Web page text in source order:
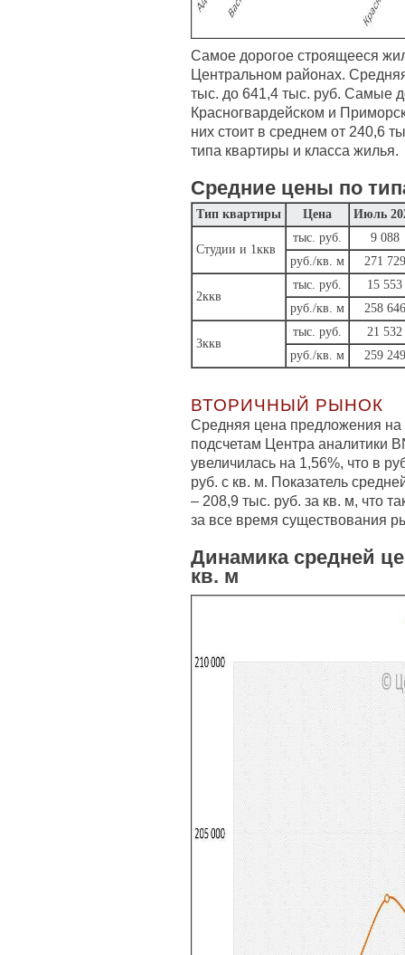
Самое дорогое строящееся
Центральном районах.
тыс. до 641,4 тыс. руб. Самые
Красногвардейском и
них стоит в среднем от 240,6
типа квартиры и класса жилья.
Средние цены по
Тип квартиры Цена Июль
Студии и 1ккв
тыс. руб.
9 088
руб./кв. м
271 729
2ккв
тыс. руб.
15 553
руб./кв. м
258 646
3ккв
тыс. руб.
21 532
руб./кв. м
259 249
ВТОРИЧНЫЙ РЫНОК
Средняя цена предложения на
подсчетам Центра аналитики
увеличилась на 1,56%, что в
руб. с кв. м. Показатель
– 208,9 тыс. руб. за кв. м, что
за все время существования
Динамика средней
кв. м